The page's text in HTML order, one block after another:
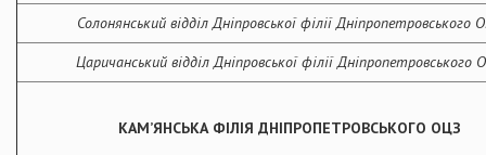
Солонянський відділ Дніпровської філії Дніпропетровського
Царичанський відділ Дніпровської філії Дніпропетровського
КАМ’ЯНСЬКА ФІЛІЯ ДНІПРОПЕТРОВСЬКОГО ОЦЗ